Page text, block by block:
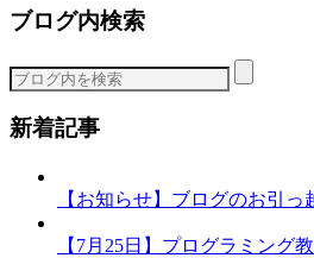
ゴ
ー
ブログ内検索
新着記事
【お知らせ】ブログのお引っ
【7月25日】プログラミング